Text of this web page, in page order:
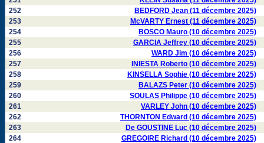
252
BEDFORD Jean (11 décembre 2025)
253
McVARTY Ernest (11 décembre 2025)
254
BOSCO Mauro (10 décembre 2025)
255
GARCIA Jeffrey (10 décembre 2025)
256
WARD Jim (10 décembre 2025)
257
INIESTA Roberto (10 décembre 2025)
258
KINSELLA Sophie (10 décembre 2025)
259
BALAZS Peter (10 décembre 2025)
260
SOULAS Philippe (10 décembre 2025)
261
VARLEY John (10 décembre 2025)
262
THORNTON Edward (10 décembre 2025)
263
De GOUSTINE Luc (10 décembre 2025)
264
GREGOIRE Richard (10 décembre 2025)